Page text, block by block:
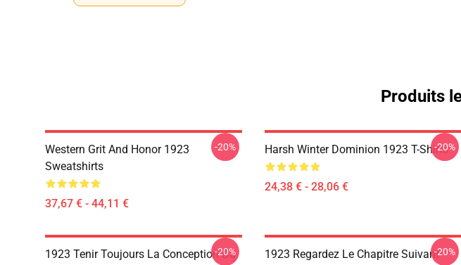
Produits
Western Grit And Honor 1923
Sweatshirts
37,67 € - 44,11 €
-20% Harsh Winter Dominion 1923 T-Shirts
24,38 € - 28,06 €
-20%
1923 Tenir Toujours La Conception Du
-20%
1923 Regardez Le Chapitre Suivant-20%